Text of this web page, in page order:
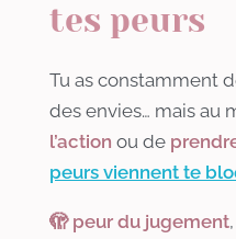
tes peurs
Tu as constamment
des envies… mais au
l’action ou de
peurs viennent te
🫣 peur du jugement